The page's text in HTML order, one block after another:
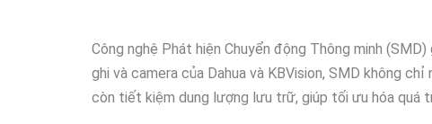
Công nghệ Phát hiện Chuyển động Thông minh
ghi và camera của Dahua và KBVision, SMD không
còn tiết kiệm dung lượng lưu trữ, giúp tối ưu hóa quá